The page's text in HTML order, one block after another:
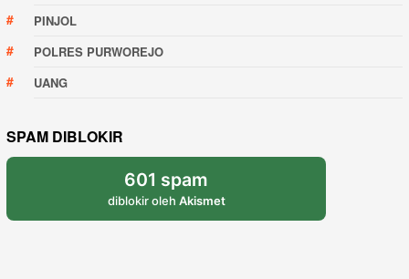
PINJOL
POLRES PURWOREJO
UANG
SPAM DIBLOKIR
601 spam
diblokir oleh Akismet